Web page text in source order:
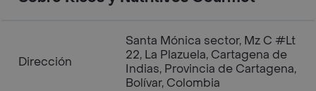
Dirección
Santa Mónica sector, Mz C #Lt
22, La Plazuela, Cartagena de
Indias, Provincia de Cartagena,
Bolívar, Colombia